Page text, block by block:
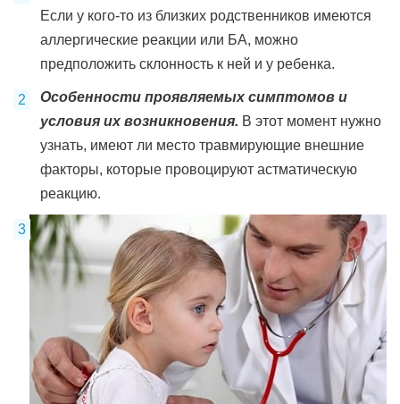
Если у кого-то из близких родственников имеются
аллергические реакции или БА, можно
предположить склонность к ней и у ребенка.
Особенности проявляемых симптомов и
условия их возникновения. В этот момент нужно
узнать, имеют ли место травмирующие внешние
факторы, которые провоцируют астматическую
реакцию.